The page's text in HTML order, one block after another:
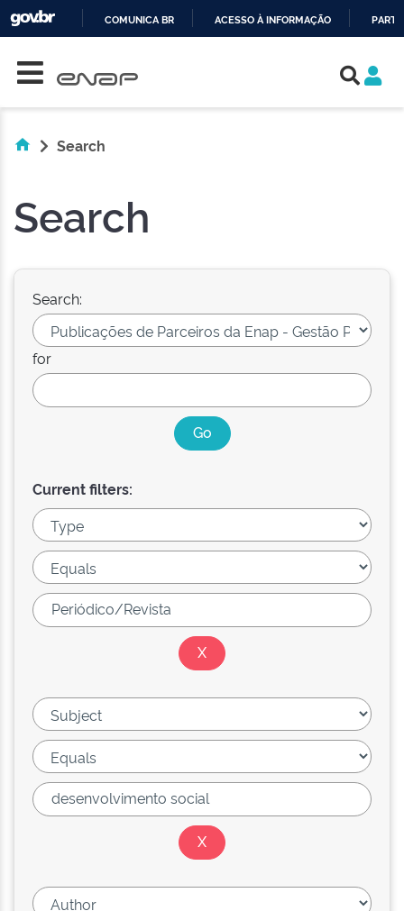
COMUNICA BR ACESSO À INFORMAÇÃO
Search
Search
Search:
for
Current filters: